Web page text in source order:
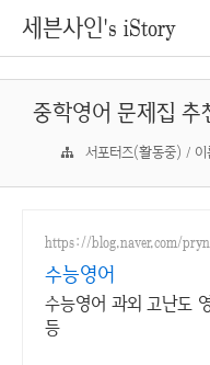
세븐사인's iStory
중학영어 문제집
서포터즈(활동중) /
https://blog.naver.com/
수능영어
수능영어 과외 고난도
등